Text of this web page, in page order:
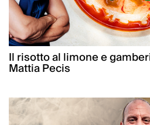
Il risotto al limone e
Mattia Pecis